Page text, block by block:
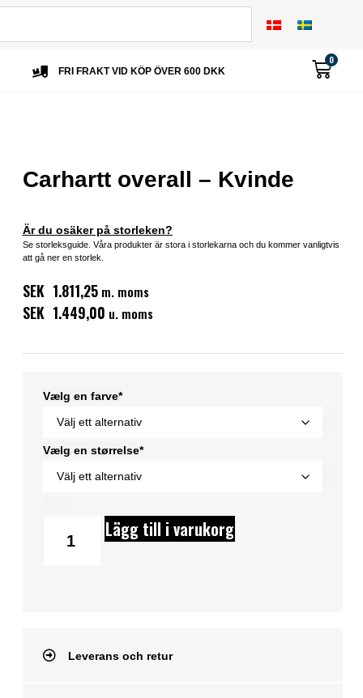
FRI FRAKT VID KÖP ÖVER 600 DKK
0
Carhartt overall – Kvinde
Är du osäker på storleken?
Se storleksguide. Våra produkter är stora i storlekarna och du kommer vanligtvis
att gå ner en storlek.
SEK 1.811,25m. moms
SEK 1.449,00 u. moms
Vælg en farve*
Vælg en størrelse*
Lägg till i varukorg
Leverans och retur